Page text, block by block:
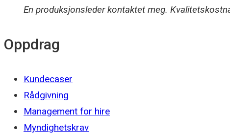
En produksjonsleder kontaktet meg.
Oppdrag
Kundecaser
Rådgivning
Management for hire
Myndighetskrav